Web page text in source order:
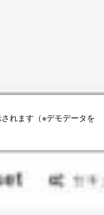
れます（※デモデータを